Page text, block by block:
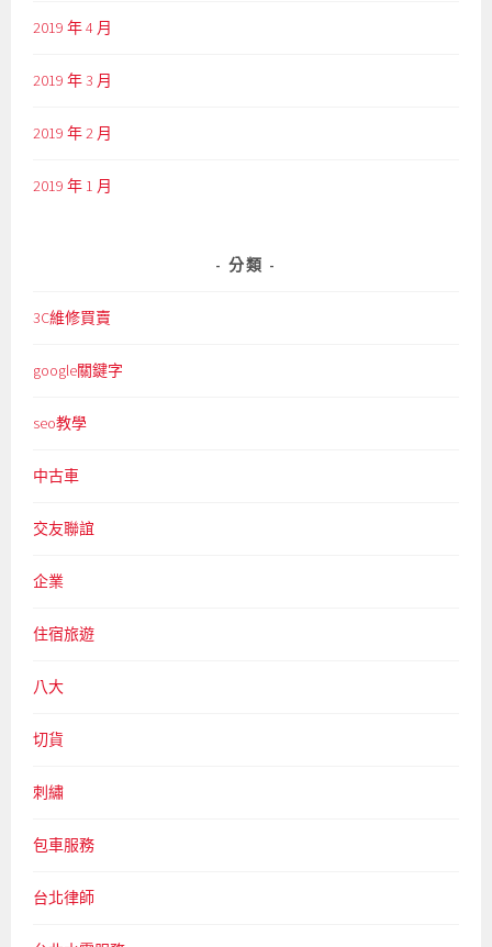
2019 年 4 月
2019 年 3 月
2019 年 2 月
2019 年 1 月
分類
3C維修買賣
google關鍵字
seo教學
中古車
交友聯誼
企業
住宿旅遊
八大
切貨
刺繡
包車服務
台北律師